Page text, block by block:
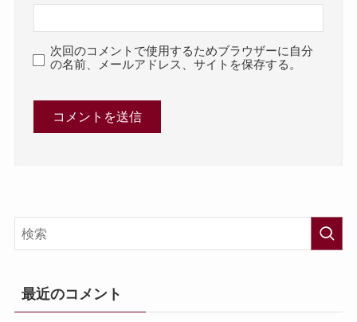
次回のコメントで使用するためブラウザーに自分
の名前、メールアドレス、サイトを保存する。
最近のコメント